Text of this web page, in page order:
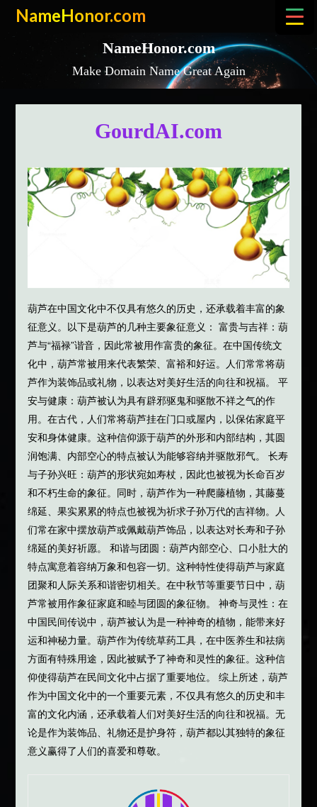
Skip
content
NameHonor.com
NameHonor.com
Make Domain Name Great Again
GourdAI.com
葫芦在中国文化中不仅具有悠久的历史，还承载着丰富的象
征意义。以下是葫芦的几种主要象征意义： 富贵与吉祥：葫
芦与“福禄”谐音，因此常被用作富贵的象征。在中国传统文
化中，葫芦常被用来代表繁荣、富裕和好运。人们常常将葫
芦作为装饰品或礼物，以表达对美好生活的向往和祝福。 平
安与健康：葫芦被认为具有辟邪驱鬼和驱散不祥之气的作
用。在古代，人们常将葫芦挂在门口或屋内，以保佑家庭平
安和身体健康。这种信仰源于葫芦的外形和内部结构，其圆
润饱满、内部空心的特点被认为能够容纳并驱散邪气。 长寿
与子孙兴旺：葫芦的形状宛如寿杖，因此也被视为长命百岁
和不朽生命的象征。同时，葫芦作为一种爬藤植物，其藤蔓
绵延、果实累累的特点也被视为祈求子孙万代的吉祥物。人
们常在家中摆放葫芦或佩戴葫芦饰品，以表达对长寿和子孙
绵延的美好祈愿。 和谐与团圆：葫芦内部空心、口小肚大的
特点寓意着容纳万象和包容一切。这种特性使得葫芦与家庭
团聚和人际关系和谐密切相关。在中秋节等重要节日中，葫
芦常被用作象征家庭和睦与团圆的象征物。 神奇与灵性：在
中国民间传说中，葫芦被认为是一种神奇的植物，能带来好
运和神秘力量。葫芦作为传统草药工具，在中医养生和祛病
方面有特殊用途，因此被赋予了神奇和灵性的象征。这种信
仰使得葫芦在民间文化中占据了重要地位。 综上所述，葫芦
作为中国文化中的一个重要元素，不仅具有悠久的历史和丰
富的文化内涵，还承载着人们对美好生活的向往和祝福。无
论是作为装饰品、礼物还是护身符，葫芦都以其独特的象征
意义赢得了人们的喜爱和尊敬。